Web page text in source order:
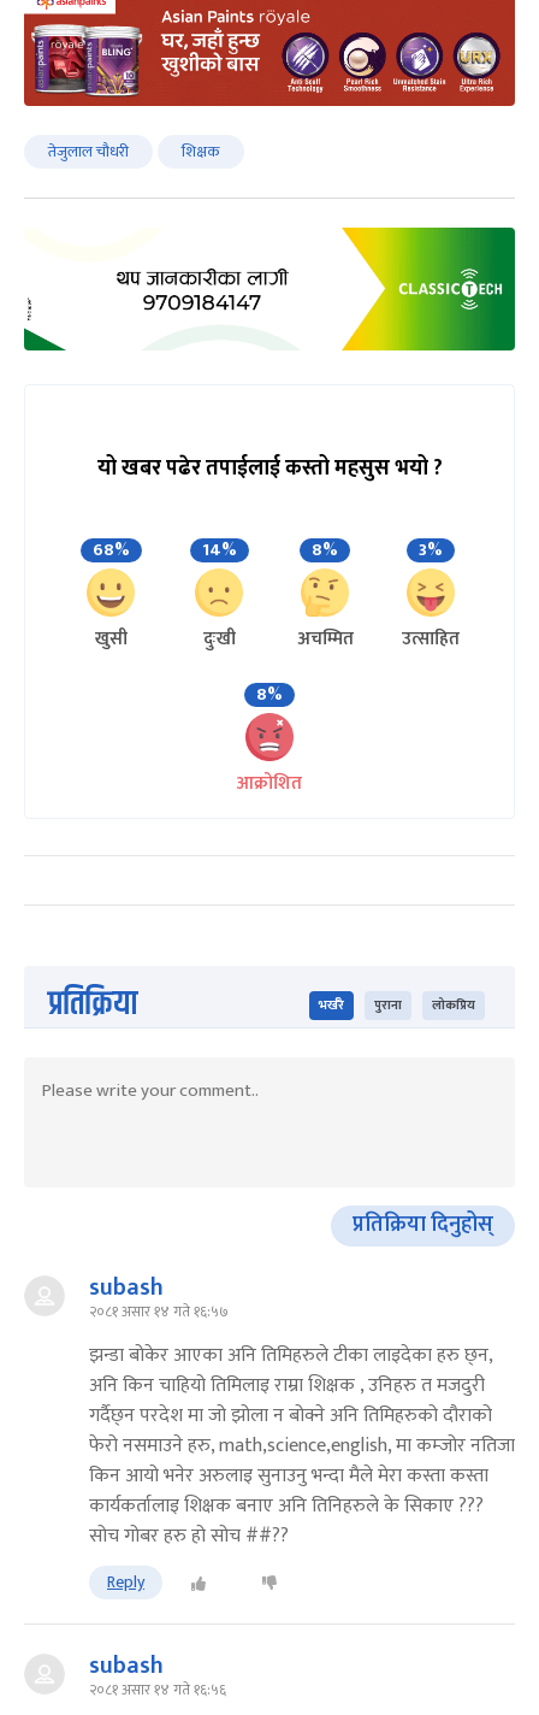
तेजुलाल चौधरी शिक्षक
यो खबर पढेर तपाईलाई कस्तो महसुस भयो ?
68%
खुसी
14%
दुःखी
8%
अचम्मित
3%
उत्साहित
8%
आक्रोशित
प्रतिक्रिया भर्खरै पुराना लोकप्रिय
प्रतिक्रिया दिनुहोस्
subash
२०८१ असार १४ गते १६:५७
झन्डा बोकेर आएका अनि तिमिहरुले टीका लाइदेका हरु छ्न,
अनि किन चाहियो तिमिलाइ राम्रा शिक्षक , उनिहरु त मजदुरी
गर्दैछ्न परदेश मा जो झोला न बोक्ने अनि तिमिहरुको दौराको
फेरो नसमाउने हरु, math,science,english, मा कम्जोर नतिजा
किन आयो भनेर अरुलाइ सुनाउनु भन्दा मैले मेरा कस्ता कस्ता
कार्यकर्तालाइ शिक्षक बनाए अनि तिनिहरुले के सिकाए ???
सोच गोबर हरु हो सोच ##??
Reply
subash
२०८१ असार १४ गते १६:५६